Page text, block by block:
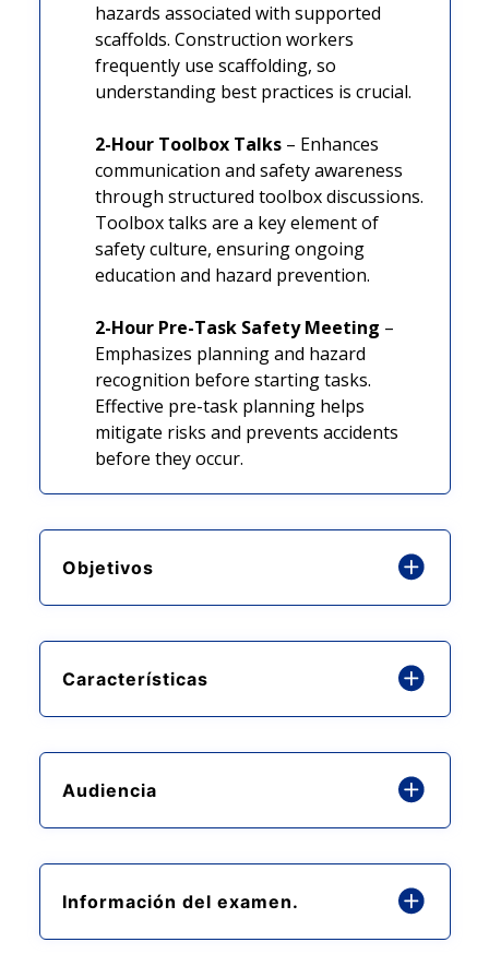
hazards associated with supported
scaffolds. Construction workers
frequently use scaffolding, so
understanding best practices is crucial.
2-Hour Toolbox Talks– Enhances
communication and safety awareness
through structured toolbox discussions.
Toolbox talks are a key element of
safety culture, ensuring ongoing
education and hazard prevention.
2-Hour Pre-Task Safety Meeting –
Emphasizes planning and hazard
recognition before starting tasks.
Effective pre-task planning helps
mitigate risks and prevents accidents
before they occur.
Objetivos
Características
Audiencia
Información del examen.